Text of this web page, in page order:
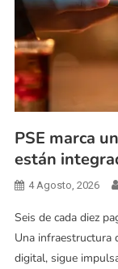
PSE marca
están
4 Agosto, 2026
Seis de cada diez
Una infraestructura
digital, sigue